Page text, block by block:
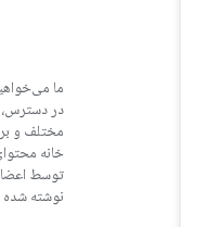
ما می‌خواهیم
در دسترس،
مختلف و برای
خانه محتوای
نوشته شده